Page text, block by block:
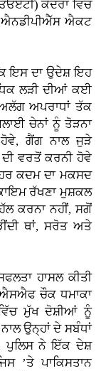
ਕੇਂਦਰਾਂ ਵਿੱਚ
ਐਕਟ
ਇਸ ਦਾ ਉਦੇਸ਼ ਇਹ
ਲੜੀ ਦੀਆਂ ਕਈ
ਅਪਰਾਧਾਂ ਤੱਕ
ਚੇਨਾਂ ਨੂੰ ਤੋੜਨਾ
ਗੈਂਗ ਨਾਲ ਜੁੜੇ
ਵਰਤੋਂ ਕਰਨੀ ਹੋਵੇ
ਕਦਮ ਦਾ ਮਕਸਦ
ਰੱਖਣਾ ਮੁਸ਼ਕਲ
ਕਰਨਾ ਨਹੀਂ, ਸਗੋਂ
ਥਾਂ, ਸਰੋਤ ਅਤੇ
ਹਾਸਲ ਕੀਤੀ
ਚੌਕ ਧਮਾਕਾ
ਮੁੱਖ ਦੋਸ਼ੀਆਂ ਨੂੰ
ਉਨ੍ਹਾਂ ਦੇ ਸਬੰਧਾਂ
ਪੁਲਿਸ ਨੇ ਇੱਕ ਦੇਸ਼
’ਤੇ ਪਾਕਿਸਤਾਨ